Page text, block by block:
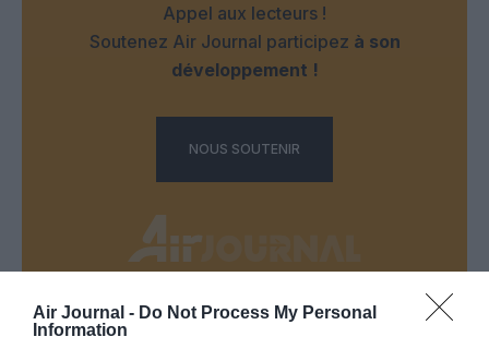
Air Journal - Do Not Process My Personal
Information
Appel aux lecteurs !
Soutenez Air Journal participez à son
développement !
NOUS SOUTENIR
DERNIERS COMMENTAIRES